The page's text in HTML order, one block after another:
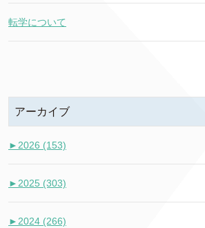
転学について
アーカイブ
►2026 (153)
►2025 (303)
►2024 (266)